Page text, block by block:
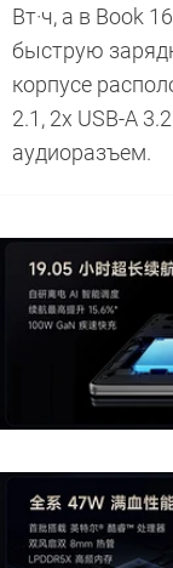
Вт·ч, а в Book
быструю
корпусе
2.1, 2x USB-A
аудиоразъем.